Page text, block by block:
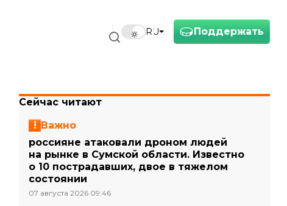
Поддержать
RU
Сейчас читают
Важно
россияне атаковали дроном людей
на рынке в Сумской области. Известно
о 10 пострадавших, двое в тяжелом
состоянии
07 августа 2026 09:46